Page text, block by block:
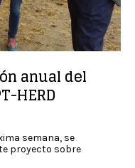
anual del
HERD
semana, se
proyecto sobre